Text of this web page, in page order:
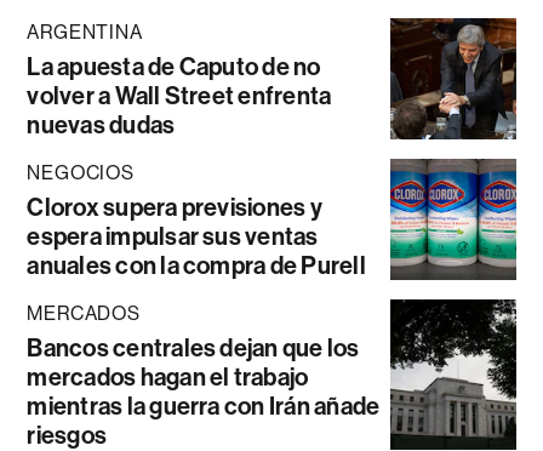
ARGENTINA
La apuesta de Caputo de no
volver a Wall Street enfrenta
nuevas dudas
NEGOCIOS
Clorox supera previsiones y
espera impulsar sus ventas
anuales con la compra de Purell
MERCADOS
Bancos centrales dejan que los
mercados hagan el trabajo
mientras la guerra con Irán añade
riesgos